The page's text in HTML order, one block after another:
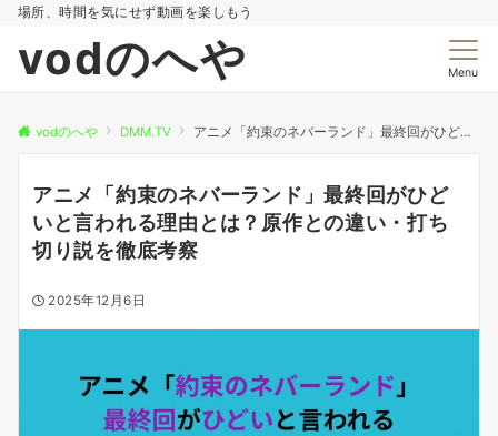
場所、時間を気にせず動画を楽しもう
vodのへや Menu
vodのへや DMM.TV アニメ「約束のネバーランド」最終回がひどいと言われる理由とは？原作との違い・打ち切り説を徹底考察
アニメ「約束のネバーランド」最終回がひど
いと言われる理由とは？原作との違い・打ち
切り説を徹底考察
2025年12月6日